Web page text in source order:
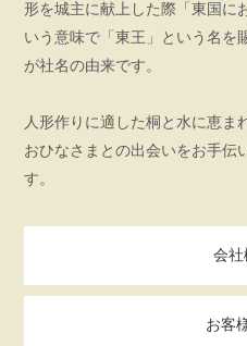
形を城主に献上した際「東国に
いう意味で「東王」という名を
が社名の由来です。
人形作りに適した桐と水に恵ま
おひなさまとの出会いをお手伝
す。
会社
お客